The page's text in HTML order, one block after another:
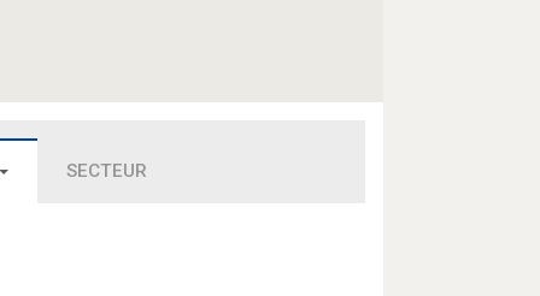
SECTEUR